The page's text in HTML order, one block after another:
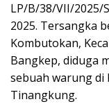
LP/B/38/VII/2025/
2025. Tersangka
Kombutokan,
Bangkep, diduga
sebuah warung di
Tinangkung.